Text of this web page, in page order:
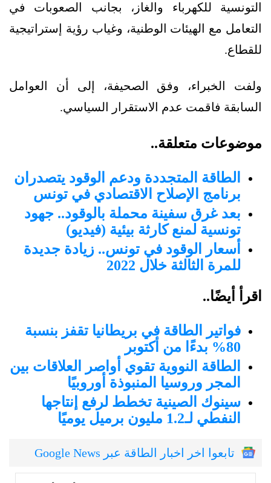
التونسية للكهرباء والغاز، بجانب الصعوبات في
التعامل مع الهيئات الوطنية، وغياب رؤية إستراتيجية
للقطاع.
ولفت الخبراء، وفق الصحيفة، إلى أن العوامل
السابقة فاقمت عدم الاستقرار السياسي.
موضوعات متعلقة..
الطاقة المتجددة ودعم الوقود يتصدران
برنامج الإصلاح الاقتصادي في تونس
بعد غرق سفينة محملة بالوقود.. جهود
تونسية لمنع كارثة بيئية (فيديو)
أسعار الوقود في تونس.. زيادة جديدة
للمرة الثالثة خلال 2022
اقرأ أيضًا..
فواتير الطاقة في بريطانيا تقفز بنسبة
80% بدءًا من أكتوبر
الطاقة النووية تقوي أواصر العلاقات بين
المجر وروسيا المنبوذة أوروبيًا
سينوك الصينية تخطط لرفع إنتاجها
النفطي لـ1.2 مليون برميل يوميًا
تابعوا اخر اخبار الطاقة عبر Google News